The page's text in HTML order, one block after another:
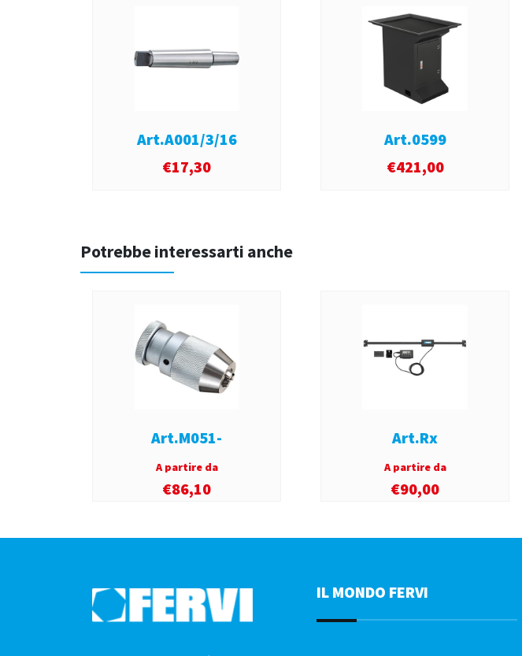
Art.A001/3/16
€17,30
Art.0599
€421,00
Potrebbe interessarti anche
Art.M051-
A partire da
€86,10
Art.Rx
A partire da
€90,00
IL MONDO FERVI